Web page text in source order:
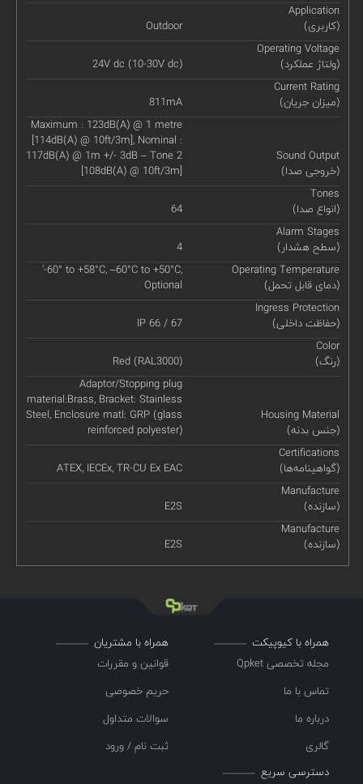
Application
(کاربری)
Outdoor
Operating Voltage
(ولتاژ عملکرد)
24V dc (10-30V dc)
Current Rating
(میزان جریان)
811mA
Sound Output
(خروجی صدا)
Maximum : 123dB(A) @ 1 metre
[114dB(A) @ 10ft/3m], Nominal :
117dB(A) @ 1m +/- 3dB – Tone 2
[108dB(A) @ 10ft/3m]
Tones
(انواع صدا)
64
Alarm Stages
(سطح هشدار)
4
Operating Temperature
(دمای قابل تحمل)
'-60° to +58°C, –60°C to +50°C,
Optional
Ingress Protection
(حفاظت داخلی)
IP 66 / 67
Color
(رنگ)
Red (RAL3000)
Housing Material
(جنس بدنه)
Adaptor/Stopping plug
material:Brass, Bracket: Stainless
Steel, Enclosure matl: GRP (glass
reinforced polyester)
Certifications
(گواهینامه‌ها)
ATEX, IECEx, TR-CU Ex EAC
Manufacture
(سازنده)
E2S
Manufacture
(سازنده)
E2S
همراه با کیوپیکت
مجله تخصصی Qpket
تماس با ما
درباره ما
گالری
همراه با مشتریان
قوانین و مقررات
حریم خصوصی
سوالات متداول
ثبت نام / ورود
دسترسی سریع